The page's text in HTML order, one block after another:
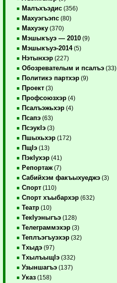
Малъхъэдис (356)
Махуэгъэпс (80)
Махуэку (370)
Мэшыкъуэ — 2010 (9)
Мэшыкъуэ-2014(5)
Нэтынхэр (227)
Обозревателым и псалъэ (33)
Политикэ партхэр (9)
Проект (3)
Профсоюзхэр (4)
Псалъэжьхэр (4)
Псапэ (63)
ПсэукIэ (3)
Пшыхьхэр (172)
ПщIэ (13)
ПэкIухэр (41)
Репортаж (7)
Сабийхэм факъыхуеджэ (3)
Спорт (110)
Спорт хъыбархэр (632)
Театр (10)
ТекIуэныгъэ (128)
Телеграммэхэр (3)
Теплъэгъуэхэр (32)
Тхыдэ (97)
ТхылъыщIэ (332)
Узыншагъэ (137)
Указ (158)